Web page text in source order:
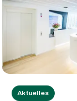
Aktuelles